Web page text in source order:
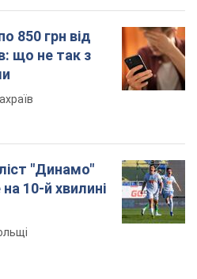
850 грн від
що не так з
"Динамо"
10-й хвилині